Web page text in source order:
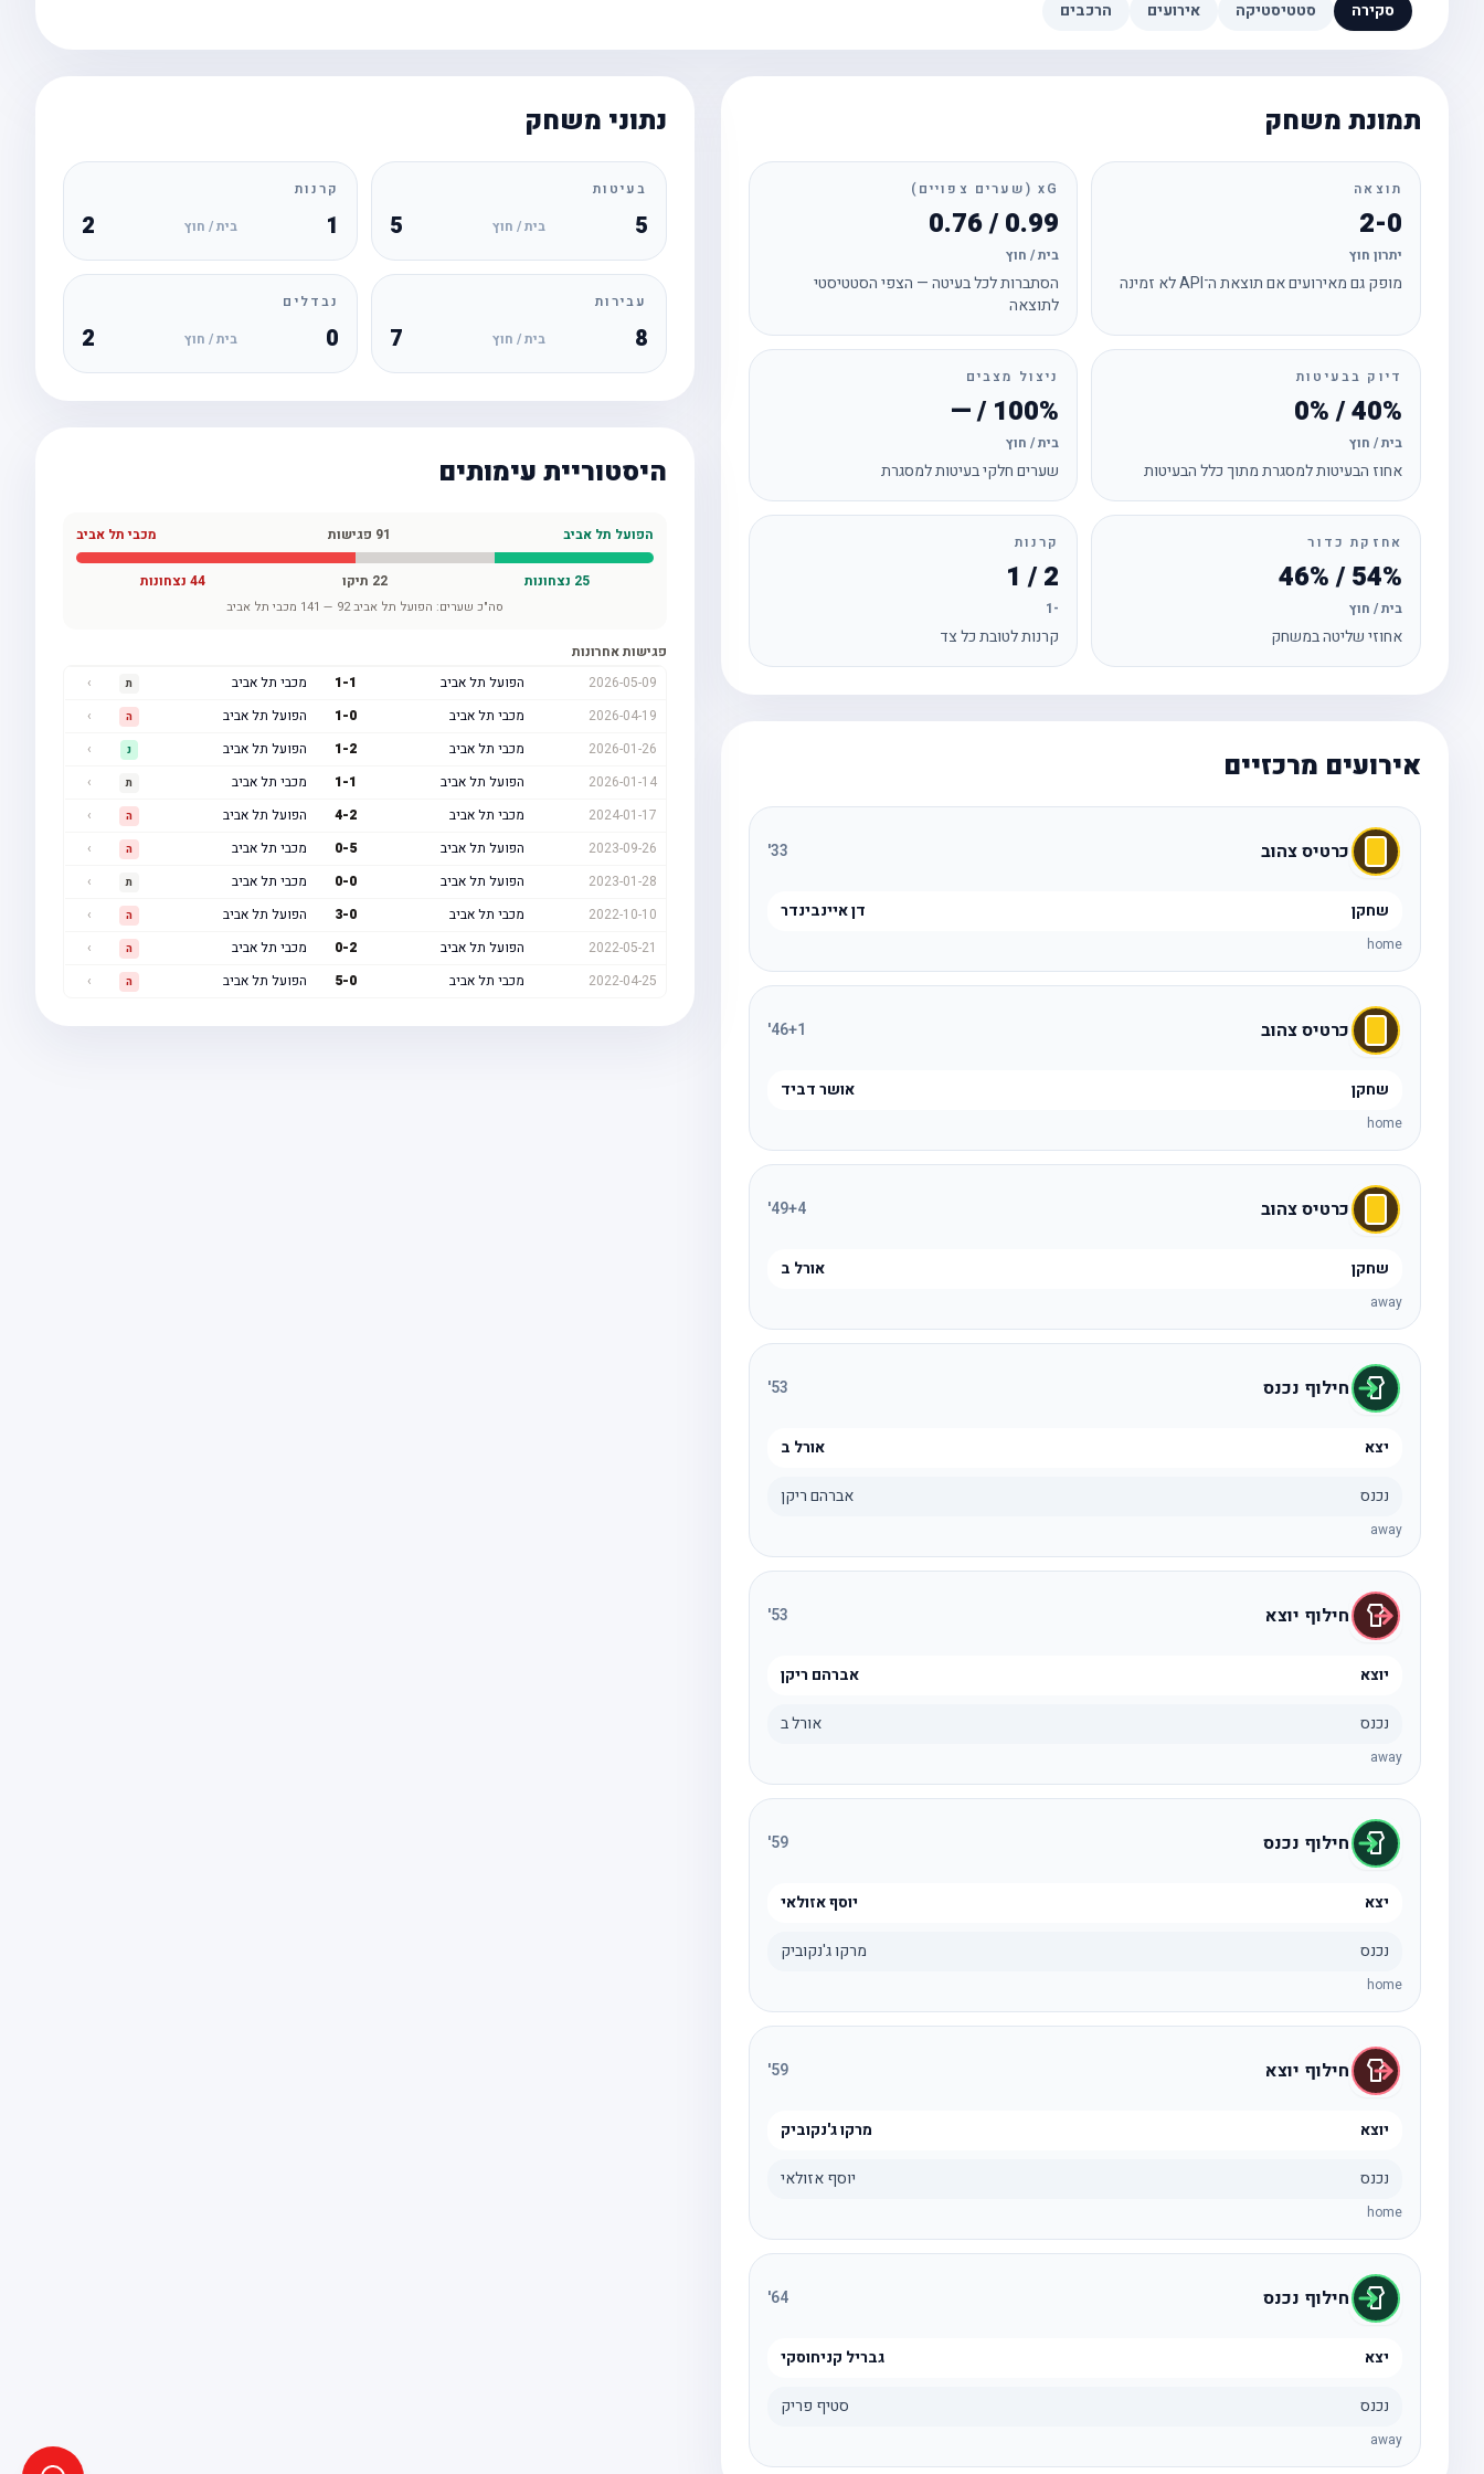
סקירה סטטיסטיקה אירועים הרכבים
תמונת משחק
תוצאה
2-0
יתרון חוץ
מופק גם מאירועים אם תוצאת ה־API לא זמינה
xG (שערים צפויים)
0.99 / 0.76
בית / חוץ
הסתברות לכל בעיטה — הצפי הסטטיסטי
לתוצאה
דיוק בבעיטות
40% / 0%
בית / חוץ
אחוז הבעיטות למסגרת מתוך כלל הבעיטות
ניצול מצבים
100% / —
בית / חוץ
שערים חלקי בעיטות למסגרת
אחזקת כדור
54% / 46%
בית / חוץ
אחוזי שליטה במשחק
קרנות
2 / 1
-1
קרנות לטובת כל צד
אירועים מרכזיים
כרטיס צהוב 33
'
שחקן דן איינבינדר
home
כרטיס צהוב 46+1
'
שחקן אושר דביד
home
כרטיס צהוב 49+4
'
שחקן אורל ב
away
חילוף נכנס 53
'
יצא אורל ב
נכנס אברהם ריקן
away
חילוף יוצא 53
'
יוצא אברהם ריקן
נכנס אורל ב
away
חילוף נכנס 59
'
יצא יוסף אזולאי
נכנס מרקו ג'נקוביק
home
חילוף יוצא 59
'
יוצא מרקו ג'נקוביק
נכנס יוסף אזולאי
home
חילוף נכנס 64
'
יצא גבריל קניחוסקי
נכנס סטיף פריק
away
נתוני משחק
בעיטות
5 בית / חוץ 5
קרנות
1 בית / חוץ 2
עבירות
8 בית / חוץ 7
נבדלים
0 בית / חוץ 2
היסטוריית עימותים
הפועל תל אביב 91 פגישות מכבי תל אביב
25 נצחונות 22 תיקו 44 נצחונות
סה"כ שערים: הפועל תל אביב92
—
141 מכבי תל אביב
פגישות אחרונות
2026-05-09
הפועל תל אביב 1-1 מכבי תל אביב ת
›
2026-04-19
מכבי תל אביב 1-0 הפועל תל אביב ה
›
2026-01-26
מכבי תל אביב 1-2 הפועל תל אביב נ
›
2026-01-14
הפועל תל אביב 1-1 מכבי תל אביב ת
›
2024-01-17
מכבי תל אביב 4-2 הפועל תל אביב ה
›
2023-09-26
הפועל תל אביב 0-5 מכבי תל אביב ה
›
2023-01-28
הפועל תל אביב 0-0 מכבי תל אביב ת
›
2022-10-10
מכבי תל אביב 3-0 הפועל תל אביב ה
›
2022-05-21
הפועל תל אביב 0-2 מכבי תל אביב ה
›
2022-04-25
מכבי תל אביב 5-0 הפועל תל אביב ה ›